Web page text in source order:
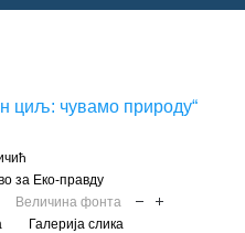
циљ: чувамо природу“
за Еко-правду
Величина фонта
Галерија слика